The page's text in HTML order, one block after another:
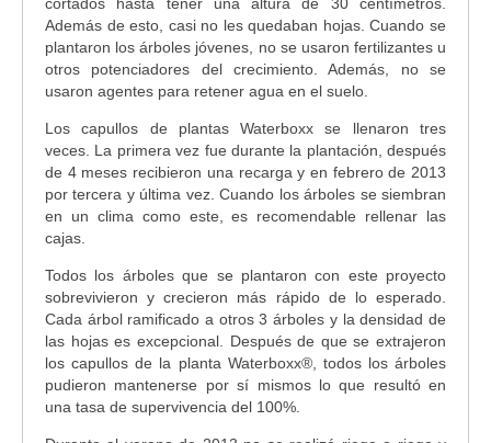
Además de esto, casi no les quedaban hojas. Cuando se
plantaron los árboles jóvenes, no se usaron fertilizantes u
otros potenciadores del crecimiento. Además, no se
usaron agentes para retener agua en el suelo.
Los capullos de plantas Waterboxx se llenaron tres
veces. La primera vez fue durante la plantación, después
de 4 meses recibieron una recarga y en febrero de 2013
por tercera y última vez. Cuando los árboles se siembran
en un clima como este, es recomendable rellenar las
cajas.
Todos los árboles que se plantaron con este proyecto
sobrevivieron y crecieron más rápido de lo esperado.
Cada árbol ramificado a otros 3 árboles y la densidad de
las hojas es excepcional. Después de que se extrajeron
los capullos de la planta Waterboxx®, todos los árboles
pudieron mantenerse por sí mismos lo que resultó en
una tasa de supervivencia del 100%.